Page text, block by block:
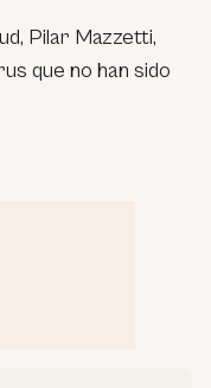
Pilar Mazzetti,
que no han sido